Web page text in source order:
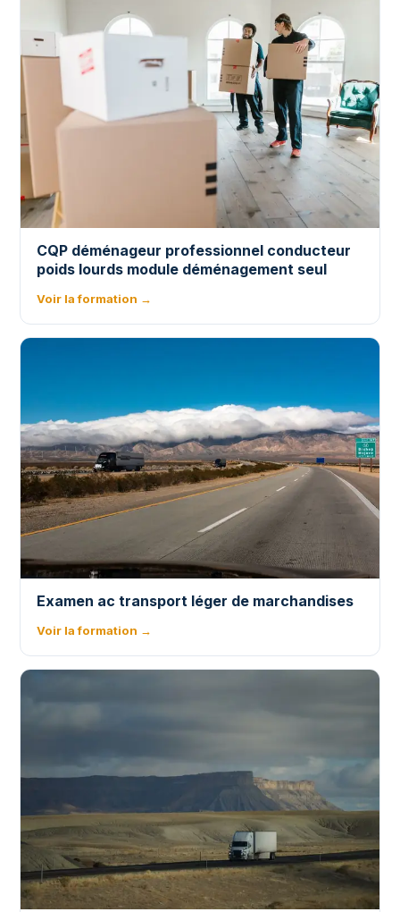
CQP déménageur professionnel conducteur
poids lourds module déménagement seul
Voir la formation →
Examen ac transport léger de marchandises
Voir la formation →